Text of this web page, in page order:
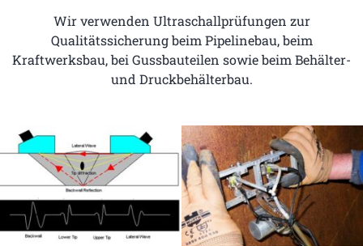
Wir verwenden Ultraschallprüfungen zur
Qualitätssicherung beim Pipelinebau, beim
Kraftwerksbau, bei Gussbauteilen sowie beim Behälter-
und Druckbehälterbau.